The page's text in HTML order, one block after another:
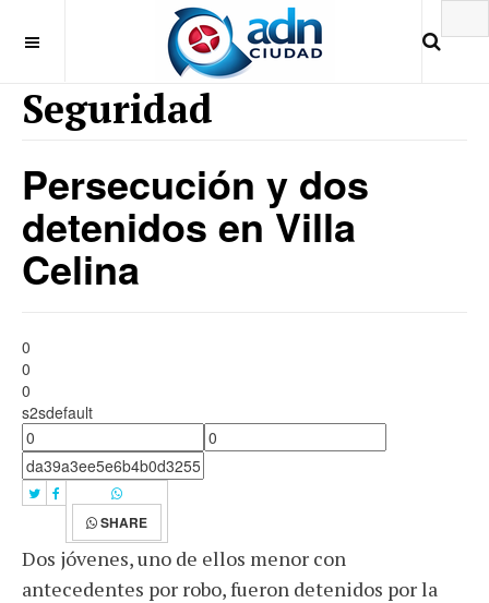
Seguridad
Persecución y dos
detenidos en Villa
Celina
0
0
0
s2sdefault
SHARE
Dos jóvenes, uno de ellos menor con
antecedentes por robo, fueron detenidos por la